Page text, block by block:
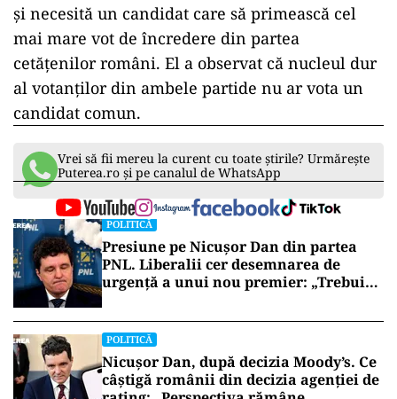
și necesită un candidat care să primească cel
mai mare vot de încredere din partea
cetățenilor români. El a observat că nucleul dur
al votanților din ambele partide nu ar vota un
candidat comun.
Vrei să fii mereu la curent cu toate știrile? Urmărește
Puterea.ro și pe canalul de WhatsApp
POLITICĂ
Presiune pe Nicușor Dan din partea
PNL. Liberalii cer desemnarea de
urgență a unui nou premier: „Trebuie
POLITICĂ
Nicușor Dan, după decizia Moody’s. Ce
câștigă românii din decizia agenției de